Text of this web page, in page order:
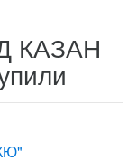
КАЗАН